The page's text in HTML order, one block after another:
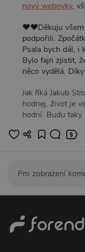
nový webovky,
❤️❤️Děkuju
podpořili.
Psala bych dál, i
Bylo fajn zjistit,
něco vydělá.
Jak říká Jakub
hodnej, život je
hodní. Budu taky
Pro zobrazení